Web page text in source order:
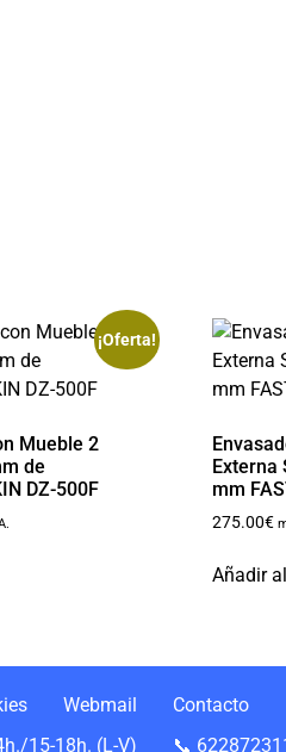
¡Oferta!
Mueble 2
de
DZ-500F
Externa
mm
275.00€
Añadir
Webmail
Contacto
15-18h. (L-V) 📞